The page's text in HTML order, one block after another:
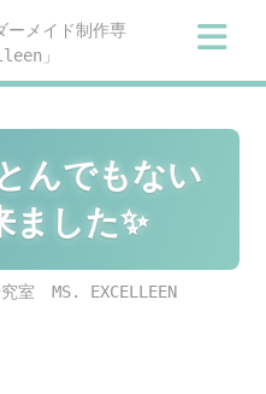
んでもない
ました✨
室 MS. EXCELLEEN